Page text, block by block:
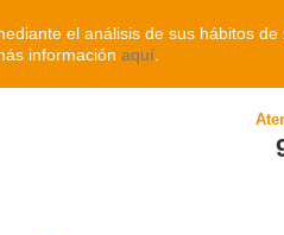
el análisis de sus hábitos de
información aquí